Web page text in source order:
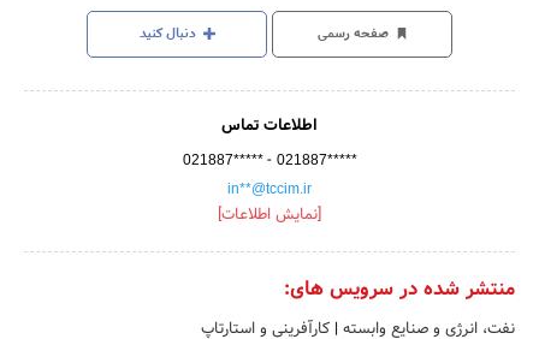
صفحه رسمی دنبال کنید
اطلاعات تماس
021887***** - 021887*****
in**@tccim.ir
[نمایش اطلاعات]
منتشر شده در سرویس های:
نفت، انرژی و صنایع وابسته | کارآفرینی و استارتاپ